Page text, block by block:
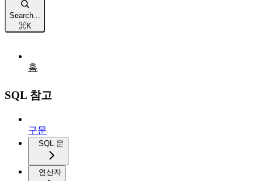
Search...
⌘K
홈
SQL 참고
구문
SQL 문
연산자